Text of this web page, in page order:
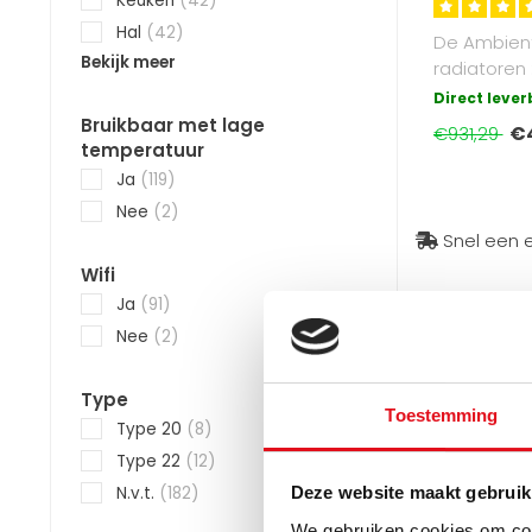
Toestemming
Deze website maakt
Hal (42)
Bekijk meer
Bruikbaar met lage
temperatuur
Ja (119)
Nee (2)
Wifi
Ja (91)
Nee (2)
Type
Type 20 (8)
Type 22 (12)
N.v.t. (182)
De
radiatoren
te
Direct
€931,29
Snel een